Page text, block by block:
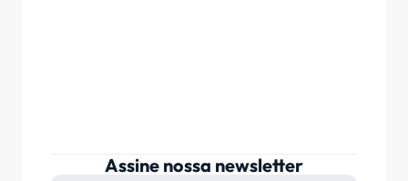
Assine nossa newsletter